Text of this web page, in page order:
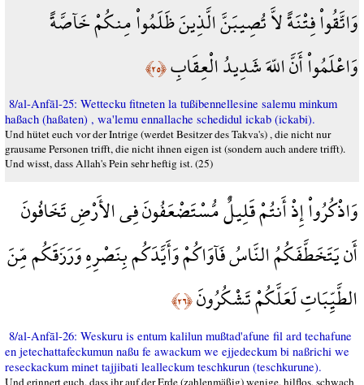
وَاتَّقُواْ فِتْنَةً لاَّ تُصِيبَنَّ الَّذِينَ ظَلَمُواْ مِنكُمْ خَآصَّةً
وَاعْلَمُواْ أَنَّ اللّهَ شَدِيدُ الْعِقَابِ﴿٢٥﴾
8/al-Anfāl-25: Wettecku fitneten la tußibennellesine salemu minkum
haßach (haßaten) , wa'lemu ennallache schedidul ickab (ickabi).
Und hütet euch vor der Intrige (werdet Besitzer des Takva's) , die nicht nur
grausame Personen trifft, die nicht ihnen eigen ist (sondern auch andere trifft).
Und wisst, dass Allah's Pein sehr heftig ist. (25)
وَاذْكُرُواْ إِذْ أَنتُمْ قَلِيلٌ مُّسْتَضْعَفُونَ فِي الأَرْضِ تَخَافُونَ
أَن يَتَخَطَّفَكُمُ النَّاسُ فَآوَاكُمْ وَأَيَّدَكُم بِنَصْرِهِ وَرَزَقَكُم مِّنَ
الطَّيِّبَاتِ لَعَلَّكُمْ تَشْكُرُونَ﴿٢٦﴾
8/al-Anfāl-26: Weskuru is entum kalilun mußtad'afune fil ard techafune
en jetechattafeckumun naßu fe awackum we ejjedeckum bi naßrichi we
reseckackum minet tajjibati lealleckum teschkurun (teschkurune).
Und erinnert euch, dass ihr auf der Erde (zahlenmäßig) wenige, hilflos, schwach